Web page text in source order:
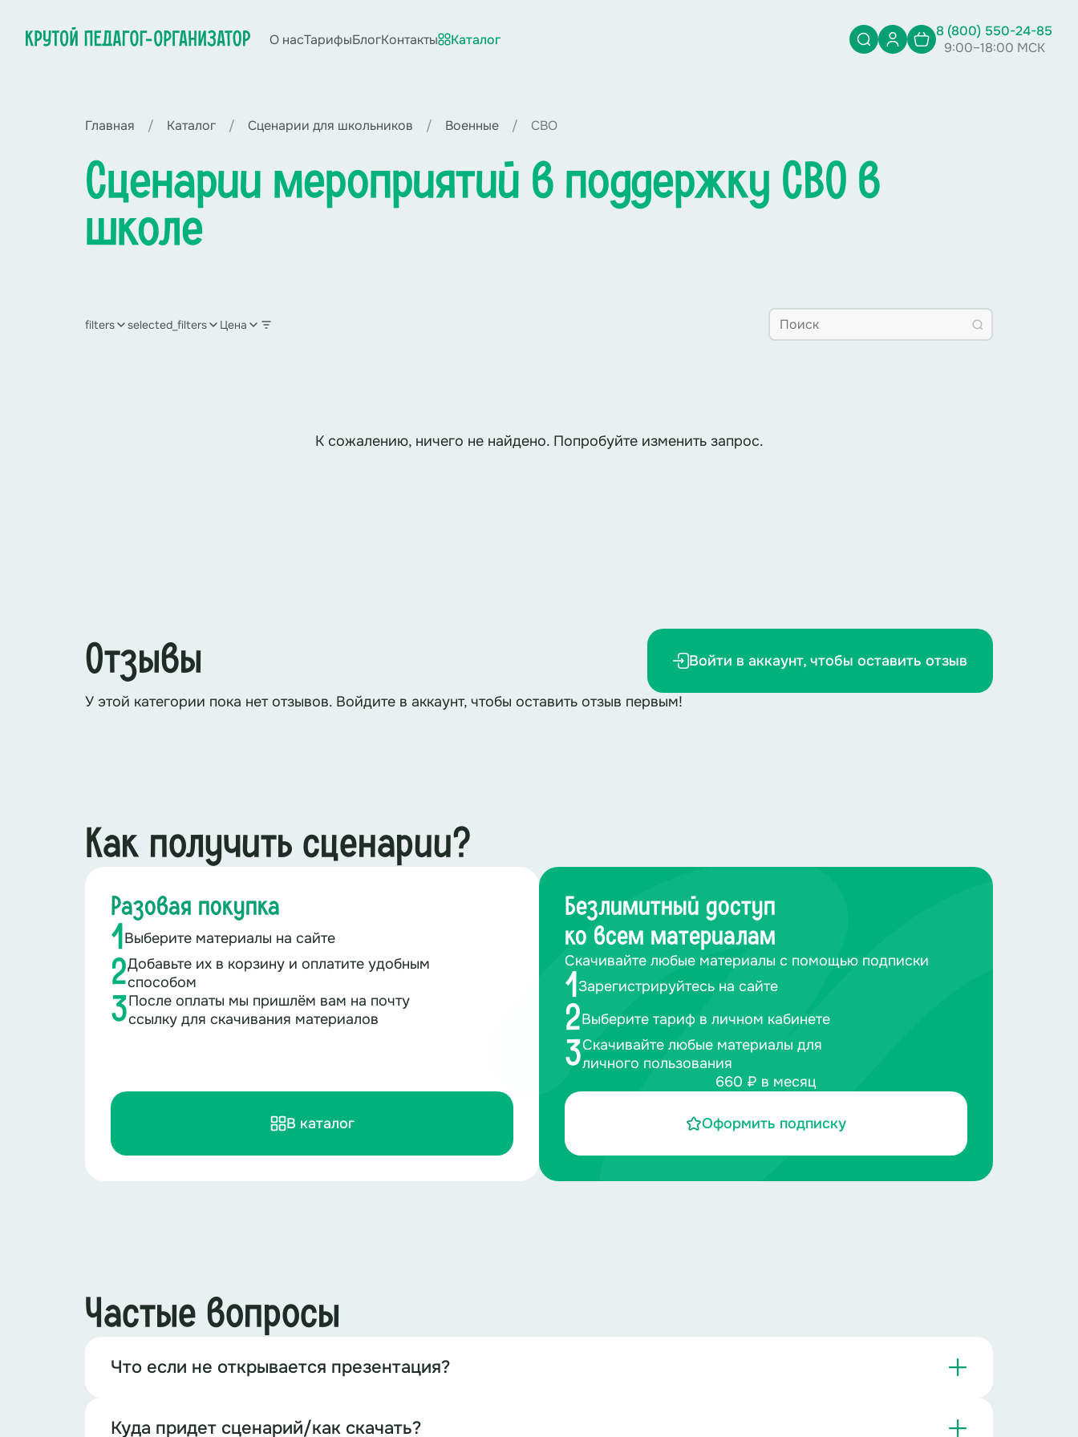
О насТарифыБлогКонтакты Каталог
8 (800) 550-24-85
9:00–18:00 МСК
Главная Каталог Сценарии для школьников Военные СВО
Сценарии мероприятий в поддержку СВО в
школе
filters selected_filters Цена
К сожалению, ничего не найдено. Попробуйте изменить запрос.
Отзывы Войти в аккаунт, чтобы оставить отзыв
У этой категории пока нет отзывов. Войдите в аккаунт, чтобы оставить отзыв первым!
Как получить сценарии?
Разовая покупка
1Выберите материалы на сайте
2Добавьте их в корзину и оплатите удобным
способом
3После оплаты мы пришлём вам на почту
ссылку для скачивания материалов
В каталог
Безлимитный доступ
ко всем материалам
Скачивайте любые материалы с помощью подписки
1Зарегистрируйтесь на сайте
2Выберите тариф в личном кабинете
3Скачивайте любые материалы для
личного пользования
660 ₽ в месяц
Оформить подписку
Частые вопросы
Что если не открывается презентация?
Куда придет сценарий/как скачать?